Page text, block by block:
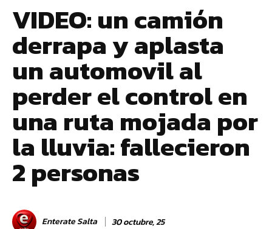
VIDEO: un camión
derrapa y aplasta
un automovil al
perder el control en
una ruta mojada por
la lluvia: fallecieron
2 personas
Enterate Salta 30 octubre, 25